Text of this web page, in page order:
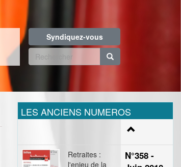
Syndiquez-vous
Formulaire
recherche
LES ANCIENS NUMEROS
Retraites :
l'enjeu de la
N°358 -